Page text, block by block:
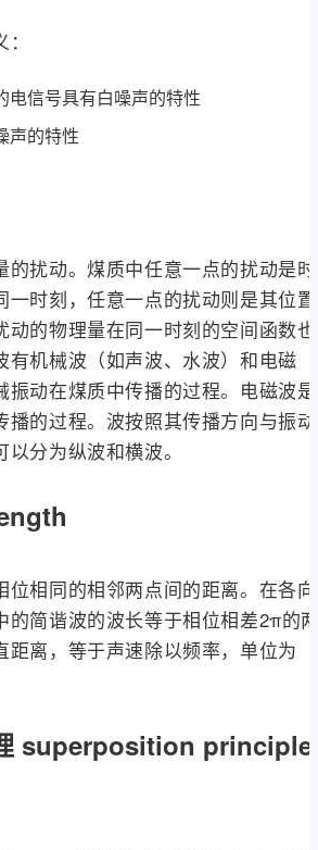
电信号具有白噪声的特性
声的特性
的扰动。煤质中任意一点的扰动是时
一时刻，任意一点的扰动则是其位置
动的物理量在同一时刻的空间函数也
有机械波（如声波、水波）和电磁
振动在煤质中传播的过程。电磁波是
播的过程。波按照其传播方向与振动
分为纵波和横波。
位相同的相邻两点间的距离。在各向
的简谐波的波长等于相位相差2π的
距离，等于声速除以频率，单位为
superposition principle